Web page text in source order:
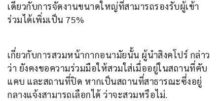
เดียวกับการจัดงานขนาดใหญ่ที่สามารถรองรับผู้เข้า
ร่วมได้เพิ่มเป็น 75%
เกี่ยวกับการสวมหน้ากากอนามัยนั้น ผู้นำสิงคโปร์ กล่าว
ว่า ยังคงขอความร่วมมือให้สวมใส่เมื่ออยู่ในสถานที่คับ
แคบ และสถานที่ปิด หากเป็นสถานที่สาธารณะซึ่งอยู่
กลางแจ้งสามารถเลือกได้ ว่าจะสวมหรือไม่.